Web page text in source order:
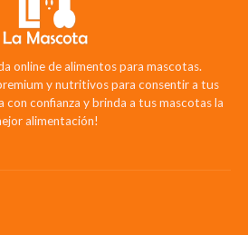
online de alimentos para mascotas.
y nutritivos para consentir a tus
con confianza y brinda a tus mascotas la
alimentación!